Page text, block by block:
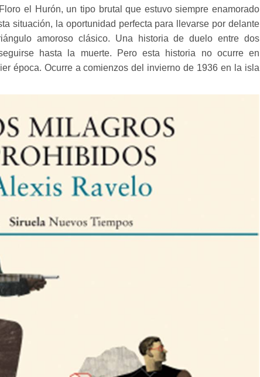
el Hurón, un tipo brutal que estuvo siempre enamorado
situación, la oportunidad perfecta para llevarse por delante
amoroso clásico. Una historia de duelo entre dos
hasta la muerte. Pero esta historia no ocurre en
época. Ocurre a comienzos del invierno de 1936 en la isla